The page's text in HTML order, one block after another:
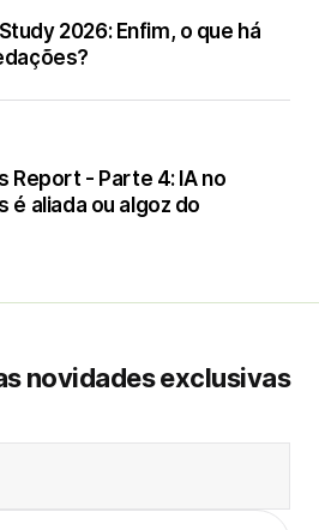
2026: Enfim, o que há
Report - Parte 4: IA no
é aliada ou algoz do
novidades exclusivas